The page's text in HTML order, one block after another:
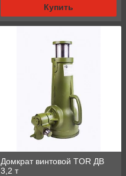
Купить
Домкрат винтовой TOR ДВ
3,2 т